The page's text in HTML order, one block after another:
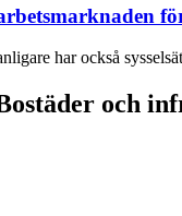
har också
och